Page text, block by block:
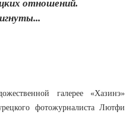
отношений.
галерее «Хазинэ»
фотожурналиста Лютфи